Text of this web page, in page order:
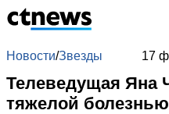
Новости/Звезды 17
Телеведущая Яна
тяжелой болезнью